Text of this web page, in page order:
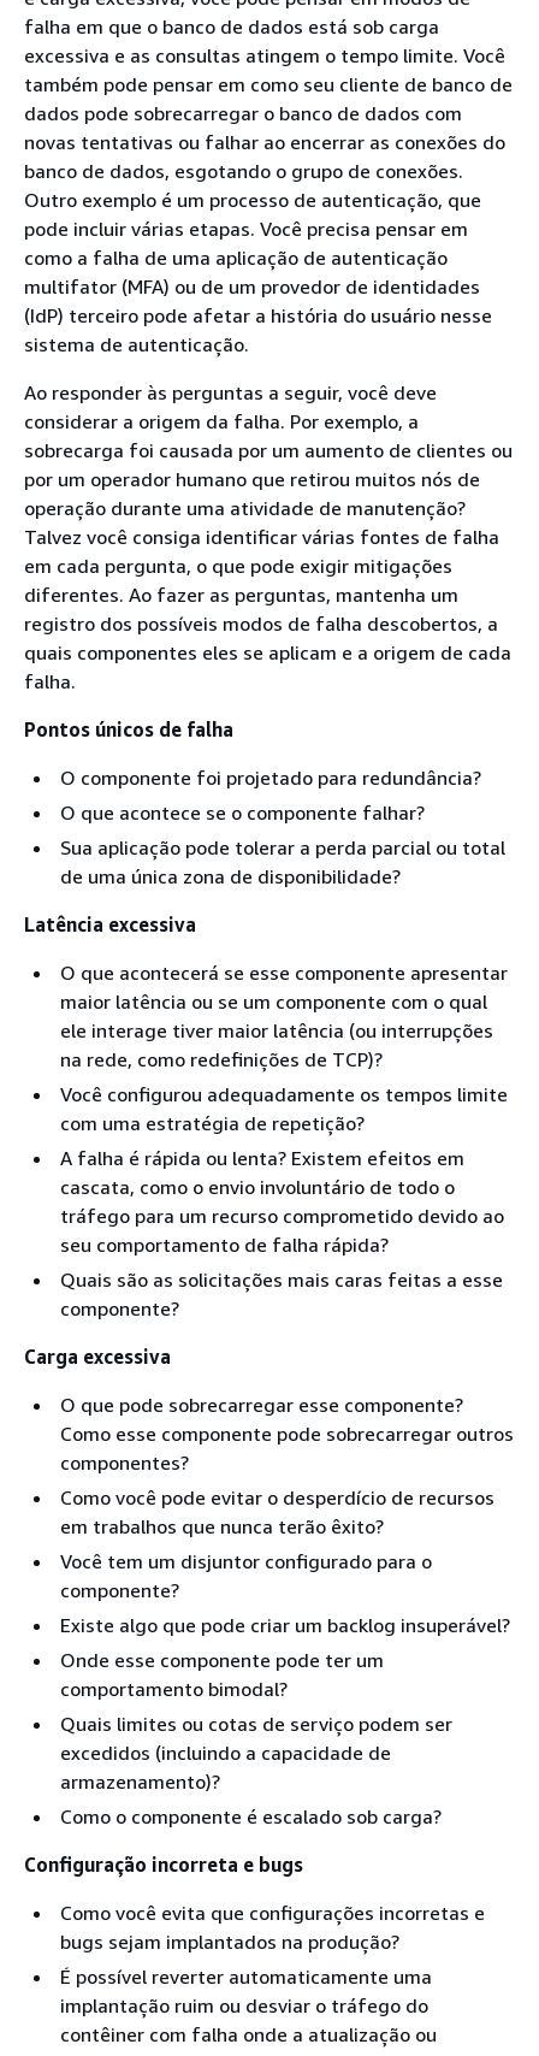
falha em que o banco de dados está sob carga
excessiva e as consultas atingem o tempo limite. Você
também pode pensar em como seu cliente de banco de
dados pode sobrecarregar o banco de dados com
novas tentativas ou falhar ao encerrar as conexões do
banco de dados, esgotando o grupo de conexões.
Outro exemplo é um processo de autenticação, que
pode incluir várias etapas. Você precisa pensar em
como a falha de uma aplicação de autenticação
multifator (MFA) ou de um provedor de identidades
(IdP) terceiro pode afetar a história do usuário nesse
sistema de autenticação.
Ao responder às perguntas a seguir, você deve
considerar a origem da falha. Por exemplo, a
sobrecarga foi causada por um aumento de clientes ou
por um operador humano que retirou muitos nós de
operação durante uma atividade de manutenção?
Talvez você consiga identificar várias fontes de falha
em cada pergunta, o que pode exigir mitigações
diferentes. Ao fazer as perguntas, mantenha um
registro dos possíveis modos de falha descobertos, a
quais componentes eles se aplicam e a origem de cada
falha.
Pontos únicos de falha
O componente foi projetado para redundância?
O que acontece se o componente falhar?
Sua aplicação pode tolerar a perda parcial ou total
de uma única zona de disponibilidade?
Latência excessiva
O que acontecerá se esse componente apresentar
maior latência ou se um componente com o qual
ele interage tiver maior latência (ou interrupções
na rede, como redefinições de TCP)?
Você configurou adequadamente os tempos limite
com uma estratégia de repetição?
A falha é rápida ou lenta? Existem efeitos em
cascata, como o envio involuntário de todo o
tráfego para um recurso comprometido devido ao
seu comportamento de falha rápida?
Quais são as solicitações mais caras feitas a esse
componente?
Carga excessiva
O que pode sobrecarregar esse componente?
Como esse componente pode sobrecarregar outros
componentes?
Como você pode evitar o desperdício de recursos
em trabalhos que nunca terão êxito?
Você tem um disjuntor configurado para o
componente?
Existe algo que pode criar um backlog insuperável?
Onde esse componente pode ter um
comportamento bimodal?
Quais limites ou cotas de serviço podem ser
excedidos (incluindo a capacidade de
armazenamento)?
Como o componente é escalado sob carga?
Configuração incorreta e bugs
Como você evita que configurações incorretas e
bugs sejam implantados na produção?
É possível reverter automaticamente uma
implantação ruim ou desviar o tráfego do
contêiner com falha onde a atualização ou